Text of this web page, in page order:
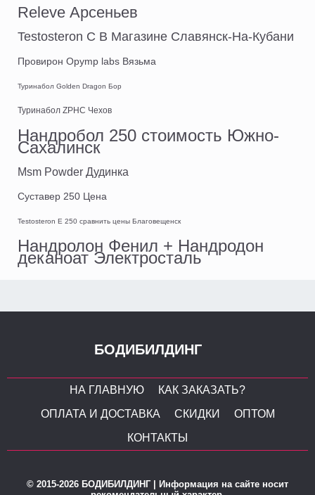
Releve Арсеньев
Testosteron C В Магазине Славянск-На-Кубани
Провирон Opymp labs Вязьма
Туринабол Golden Dragon Бор
Туринабол ZPHC Чехов
Нандробол 250 стоимость Южно-
Сахалинск
Msm Powder Дудинка
Суставер 250 Цена
Testosteron E 250 сравнить цены Благовещенск
Нандролон Фенил + Нандродон
деканоат Электросталь
БОДИБИЛДИНГ
НА ГЛАВНУЮ
КАК ЗАКАЗАТЬ?
ОПЛАТА И ДОСТАВКА
СКИДКИ
ОПТОМ
КОНТАКТЫ
© 2015-2026 БОДИБИЛДИНГ | Информация на сайте носит